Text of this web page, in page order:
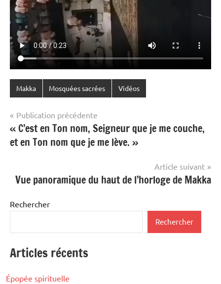
Makka Mosquées sacrées Vidéos
Navigation
de
l’article
Publication précédente
« C’est en Ton nom, Seigneur que je me couche,
et en Ton nom que je me lève. »
Article suivant
Vue panoramique du haut de l’horloge de Makka
Rechercher
Rechercher
Articles récents
Épopée spirituelle